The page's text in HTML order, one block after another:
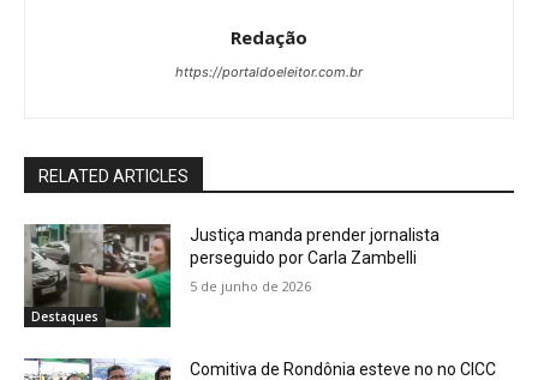
Redação
https://portaldoeleitor.com.br
RELATED ARTICLES
Destaques
Justiça manda prender jornalista
perseguido por Carla Zambelli
5 de junho de 2026
Comitiva de Rondônia esteve no no CICC